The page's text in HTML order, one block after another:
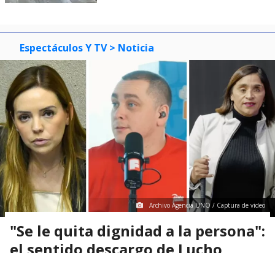
Espectáculos Y TV > Noticia
Archivo Agencia UNO / Captura de video
"Se le quita dignidad a la persona":